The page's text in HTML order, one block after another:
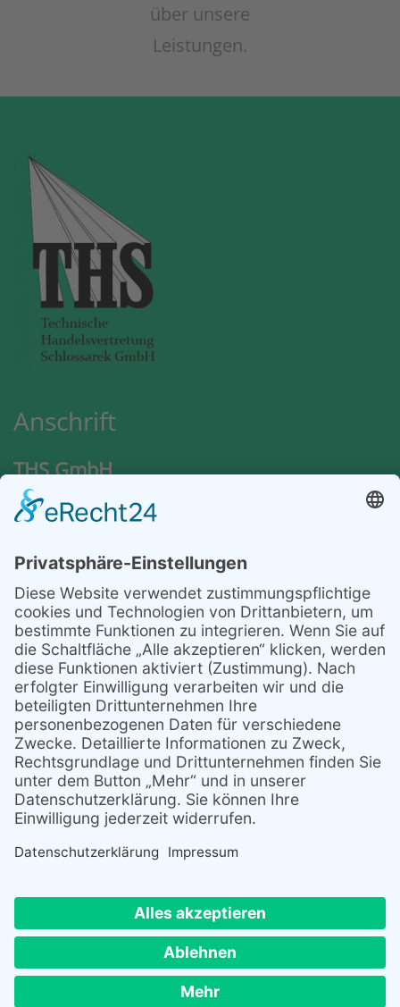
über unsere
Leistungen.
Anschrift
THS GmbH
Nordlandweg 94
Kontakt
Telefon: +49 40 28 47 28 – 55
Telefax: +49 40 28 47 28 – 53
E-Mail: info@ths-umwelttechnik.de
Links
Home
Kontakt
Impressum